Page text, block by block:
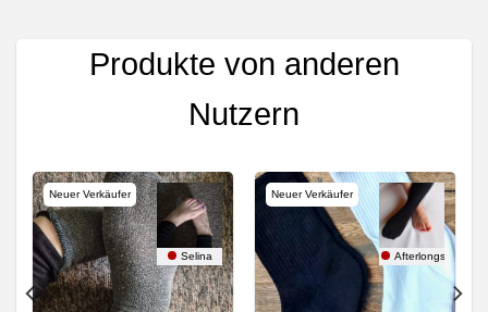
Produkte von anderen
Nutzern
Neuer Verkäufer
Selina
Neuer Verkäufer
Afterlongshift